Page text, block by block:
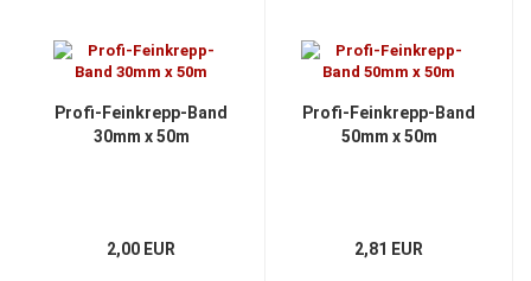
Profi-Feinkrepp-Band
30mm x 50m
2,00 EUR
Profi-Feinkrepp-Band
50mm x 50m
2,81 EUR